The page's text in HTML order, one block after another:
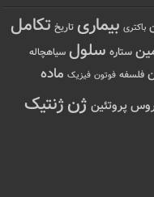
باکتری بیماری تاریخ تکامل
ستاره سلول سیاهچاله
فلسفه فوتون فیزیک ماده
پروتئین ژنژنتیک